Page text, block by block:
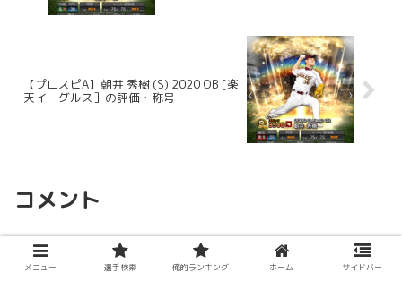
【プロスピA】朝井 秀樹 (S) 2020 OB [楽
天イーグルス］の評価・称号
コメント
コメントを書き込む
メニュー 選手検索 俺的ランキング ホーム サイドバー